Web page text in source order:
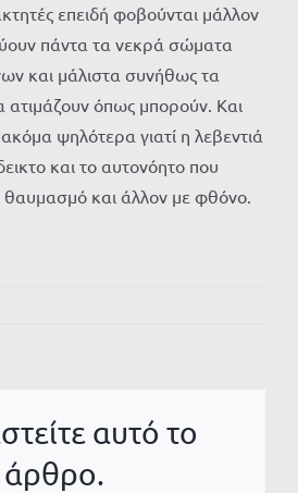
επειδή φοβούνται μάλλον
πάντα τα νεκρά σώματα
και μάλιστα συνήθως τα
ατιμάζουν όπως μπορούν. Και
ψηλότερα γιατί η λεβεντιά
και το αυτονόητο που
θαυμασμό και άλλον με φθόνο.
αυτό το
άρθρο.